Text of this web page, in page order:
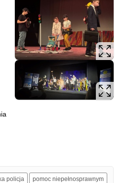
policja pomoc niepełnosprawnym